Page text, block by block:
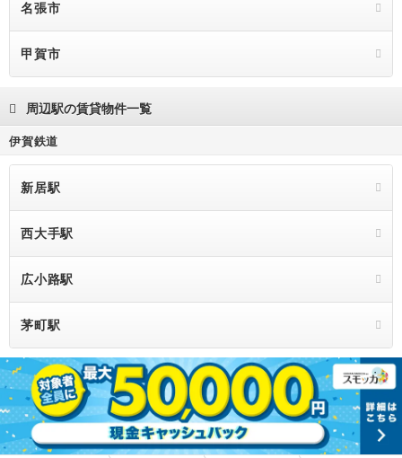
名張市
甲賀市
周辺駅の賃貸物件一覧
伊賀鉄道
新居駅
西大手駅
広小路駅
茅町駅